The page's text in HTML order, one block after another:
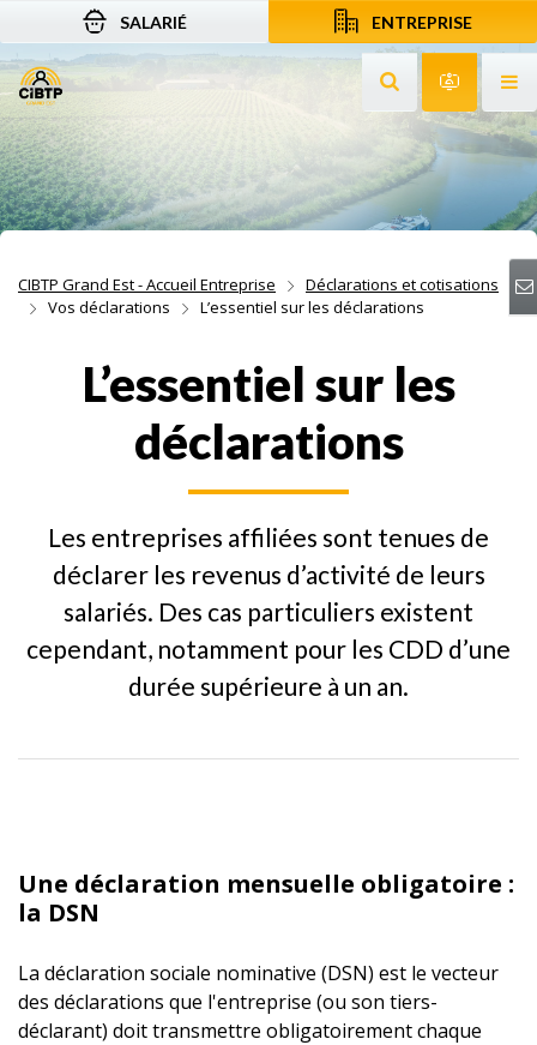
Aller au contenu
Aller à la recherche
Aller à la navigation
SALARIÉ ENTREPRISE
Rechercher sur
CIBTP Grand Est - Accueil Entreprise
Déclarations et cotisations
Vos déclarations
L’essentiel sur les déclarations
L’essentiel sur les
déclarations
Les entreprises affiliées sont tenues de
déclarer les revenus d’activité de leurs
salariés. Des cas particuliers existent
cependant, notamment pour les CDD d’une
durée supérieure à un an.
Une déclaration mensuelle obligatoire :
la DSN
La déclaration sociale nominative (DSN) est le vecteur
des déclarations que l'entreprise (ou son tiers-
déclarant) doit transmettre obligatoirement chaque